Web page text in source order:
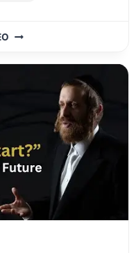
EPISODE
NO
CONTROL
THE
RIGHT
FINANCIAL
CHOICES